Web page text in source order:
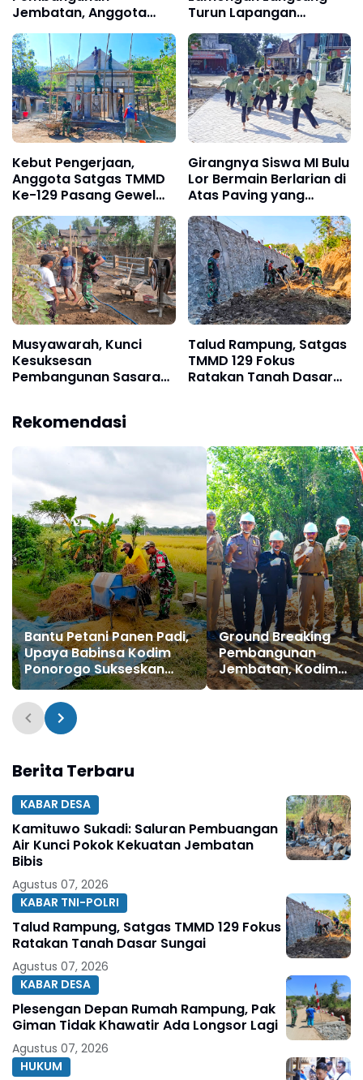
Jembatan, Anggota
Satgas TMMD Ke-129
Fokus Bangun Talud
Jalan
Turun Lapangan
Maksimalkan Pelayanan
Pagi kepada
Masyarakat
Kebut Pengerjaan,
Anggota Satgas TMMD
Ke-129 Pasang Gewel
Penopang Atap Rumah
Sasaran Rehab RTLH
Girangnya Siswa MI Bulu
Lor Bermain Berlarian di
Atas Paving yang
Sementara Dibangun
TMMD 129
Musyawarah, Kunci
Kesuksesan
Pembangunan Sasaran
Talud Rampung, Satgas
TMMD 129 Fokus
Ratakan Tanah Dasar
Rekomendasi
Bantu Petani Panen Padi,
Upaya Babinsa Kodim
Ponorogo Sukseskan
Perkuatan Hanpangan
Ground Breaking
Pembangunan
Jembatan, Kodim
Ponorogo Siap
Berita Terbaru
KABAR DESA
Kamituwo Sukadi: Saluran Pembuangan
Air Kunci Pokok Kekuatan Jembatan
Bibis
Agustus 07, 2026
KABAR TNI-POLRI
Talud Rampung, Satgas TMMD 129 Fokus
Ratakan Tanah Dasar Sungai
Agustus 07, 2026
KABAR DESA
Plesengan Depan Rumah Rampung, Pak
Giman Tidak Khawatir Ada Longsor Lagi
Agustus 07, 2026
HUKUM